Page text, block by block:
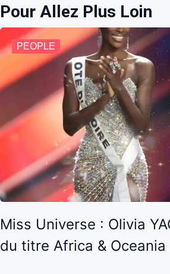
Pour Allez Plus Loin
PEOPLE
Miss Universe : Olivia
du titre Africa &